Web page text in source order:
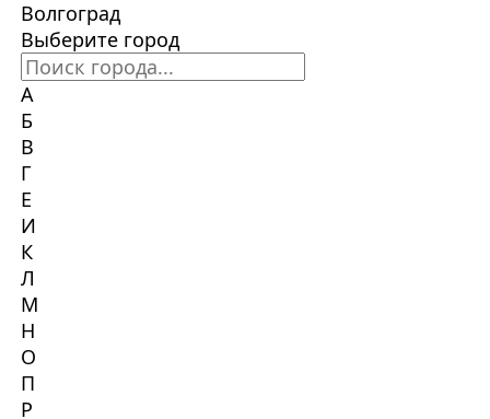
Волгоград
Выберите город
А
Б
В
Г
Е
И
К
Л
М
Н
О
П
Р